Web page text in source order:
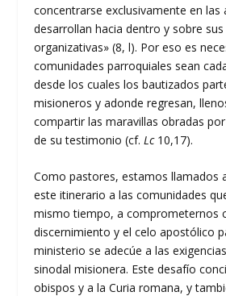
concentrarse exclusivamente en las
desarrollan hacia dentro y sobre sus
organizativas» (8, l). Por eso es
comunidades parroquiales sean
desde los cuales los bautizados
misioneros y adonde regresan,
compartir las maravillas obradas
de su testimonio (cf. Lc10,17).
Como pastores, estamos llamados
este itinerario a las comunidades
mismo tiempo, a comprometernos
discernimiento y el celo apostólico
ministerio se adecúe a las
sinodal misionera. Este desafío
obispos y a la Curia romana, y